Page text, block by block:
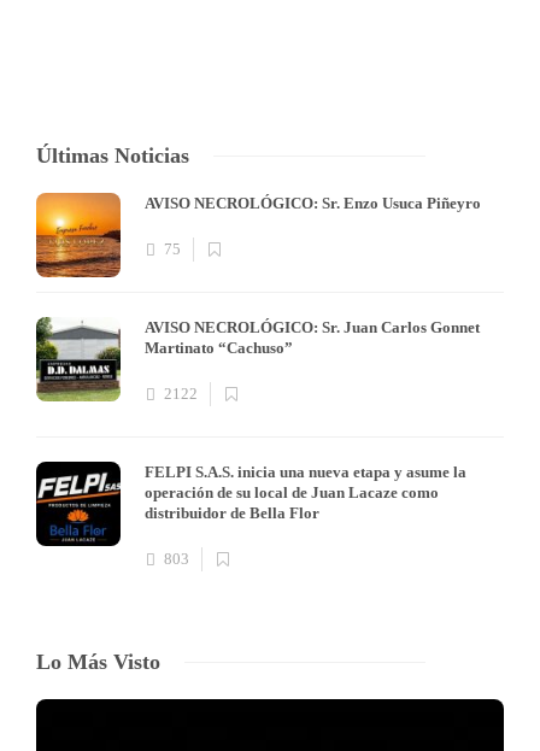
Últimas Noticias
AVISO NECROLÓGICO: Sr. Enzo Usuca Piñeyro
75
AVISO NECROLÓGICO: Sr. Juan Carlos Gonnet
Martinato “Cachuso”
2122
FELPI S.A.S. inicia una nueva etapa y asume la
operación de su local de Juan Lacaze como
distribuidor de Bella Flor
803
Lo Más Visto